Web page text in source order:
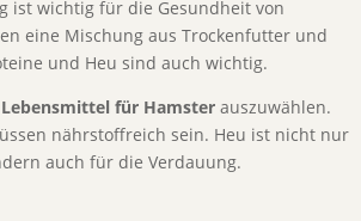
ist wichtig für die Gesundheit von
eine Mischung aus Trockenfutter und
und Heu sind auch wichtig.
für Hamster auszuwählen.
nährstoffreich sein. Heu ist nicht nur
auch für die Verdauung.